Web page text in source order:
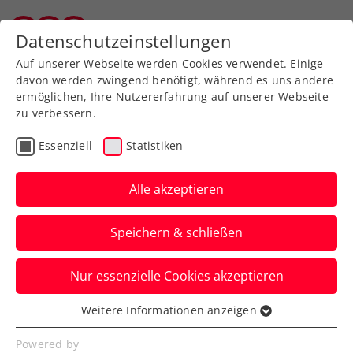
Aktuelle News
News filtern
Datenschutzeinstellungen
Auf unserer Webseite werden Cookies verwendet. Einige
davon werden zwingend benötigt, während es uns andere
ermöglichen, Ihre Nutzererfahrung auf unserer Webseite
zu verbessern.
Essenziell Statistiken
Alle akzeptieren
Speichern & schließen
Nur essenzielle Cookies akzeptieren
Essenziell
Essenzielle Cookies werden für grundlegende
Weitere Informationen anzeigen
Powered by